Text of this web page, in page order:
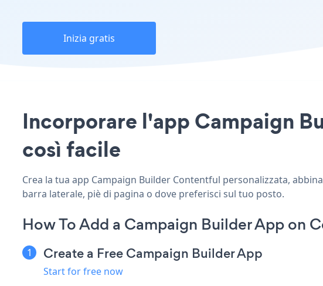
Inizia gratis
Incorporare l'app Campaign
così facile
Crea la tua app Campaign Builder Contentful personalizzata,
barra laterale, piè di pagina o dove preferisci sul tuo posto.
How To Add a Campaign Builder App on
Create a Free Campaign Builder App
Start for free now